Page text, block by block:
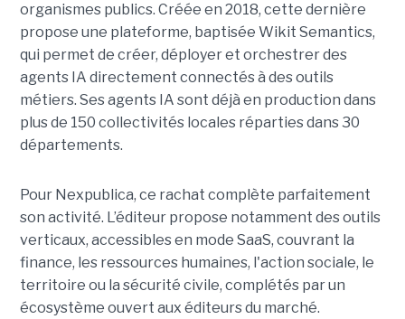
organismes publics. Créée en 2018, cette dernière
propose une plateforme, baptisée Wikit Semantics,
qui permet de créer, déployer et orchestrer des
agents IA directement connectés à des outils
métiers. Ses agents IA sont déjà en production dans
plus de 150 collectivités locales réparties dans 30
départements.
Pour Nexpublica, ce rachat complète parfaitement
son activité. L’éditeur propose notamment des outils
verticaux, accessibles en mode SaaS, couvrant la
finance, les ressources humaines, l'action sociale, le
territoire ou la sécurité civile, complétés par un
écosystème ouvert aux éditeurs du marché.